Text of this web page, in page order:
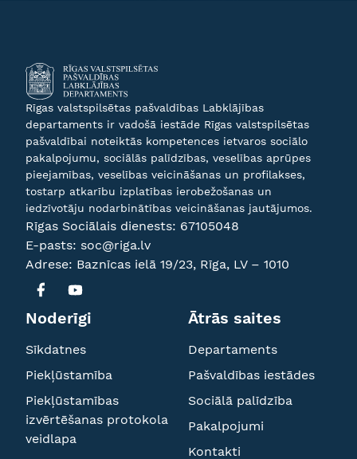
Rīgas valstspilsētas pašvaldības Labklājības
departaments ir vadošā iestāde Rīgas valstspilsētas
pašvaldībai noteiktās kompetences ietvaros sociālo
pakalpojumu, sociālās palīdzības, veselības aprūpes
pieejamības, veselības veicināšanas un profilakses,
tostarp atkarību izplatības ierobežošanas un
iedzīvotāju nodarbinātības veicināšanas jautājumos.
Rīgas Sociālais dienests: 67105048
E-pasts: soc@riga.lv
Adrese: Baznīcas ielā 19/23, Rīga, LV – 1010
Noderīgi
Sīkdatnes
Piekļūstamība
Piekļūstamības
izvērtēšanas protokola
veidlapa
Ātrās saites
Departaments
Pašvaldības iestādes
Sociālā palīdzība
Pakalpojumi
Kontakti